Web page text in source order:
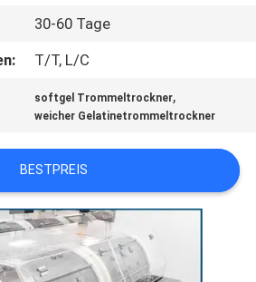
30-60 Tage
T/T, L/C
softgel Trommeltrockner,
weicher Gelatinetrommeltrockner
BESTPREIS